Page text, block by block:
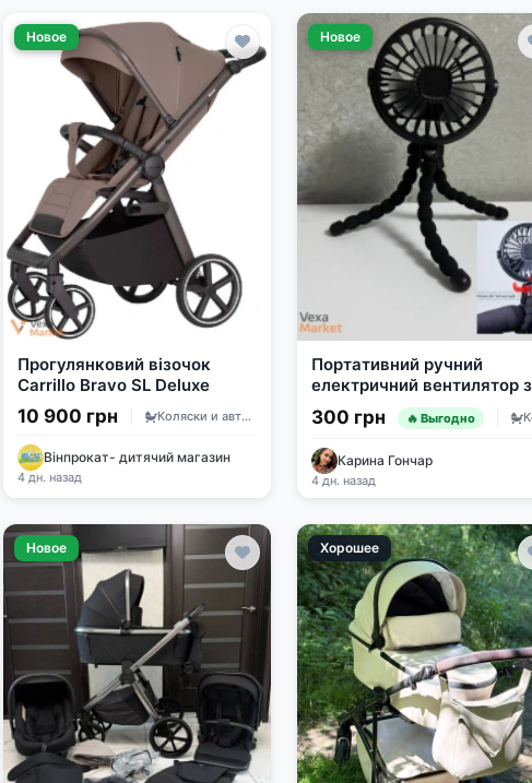
Новое
Прогулянковий візочок
Carrillo Bravo SL Deluxe
10 900 грн Коляски и автокресла
Вінпрокат- дитячий магазин
4 дн. назад
Новое
Портативний ручний
електричний вентилятор з
гнучким кріпленням
300 грн 🔥 Выгодно
Карина Гончар
4 дн. назад
Новое Хорошее